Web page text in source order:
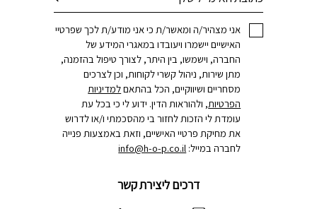
אני מצהיר/ה ומאשר/ת כי אני מודע/ת לכך שפרטיי
האישיים יישמרו ויעובדו במאגרי המידע של
החברה, וישמשו, בין היתר, לצורך טיפול בהזמנה,
מתן שירות, ניהול קשרי לקוחות, וכן לצרכים
מסחריים ושיווקיים, הכל בהתאםלמדיניות
הפרטיות, ולהוראות הדין. ידוע לי כי בכל עת
עומדת לי הזכות לחזור בי מהסכמתי ו/או לדרוש
את מחיקת פרטיי האישיים, וזאת באמצעות פנייה
לחברה במייל: info@h-o-p.co.il
דרכים ליצירת קשר